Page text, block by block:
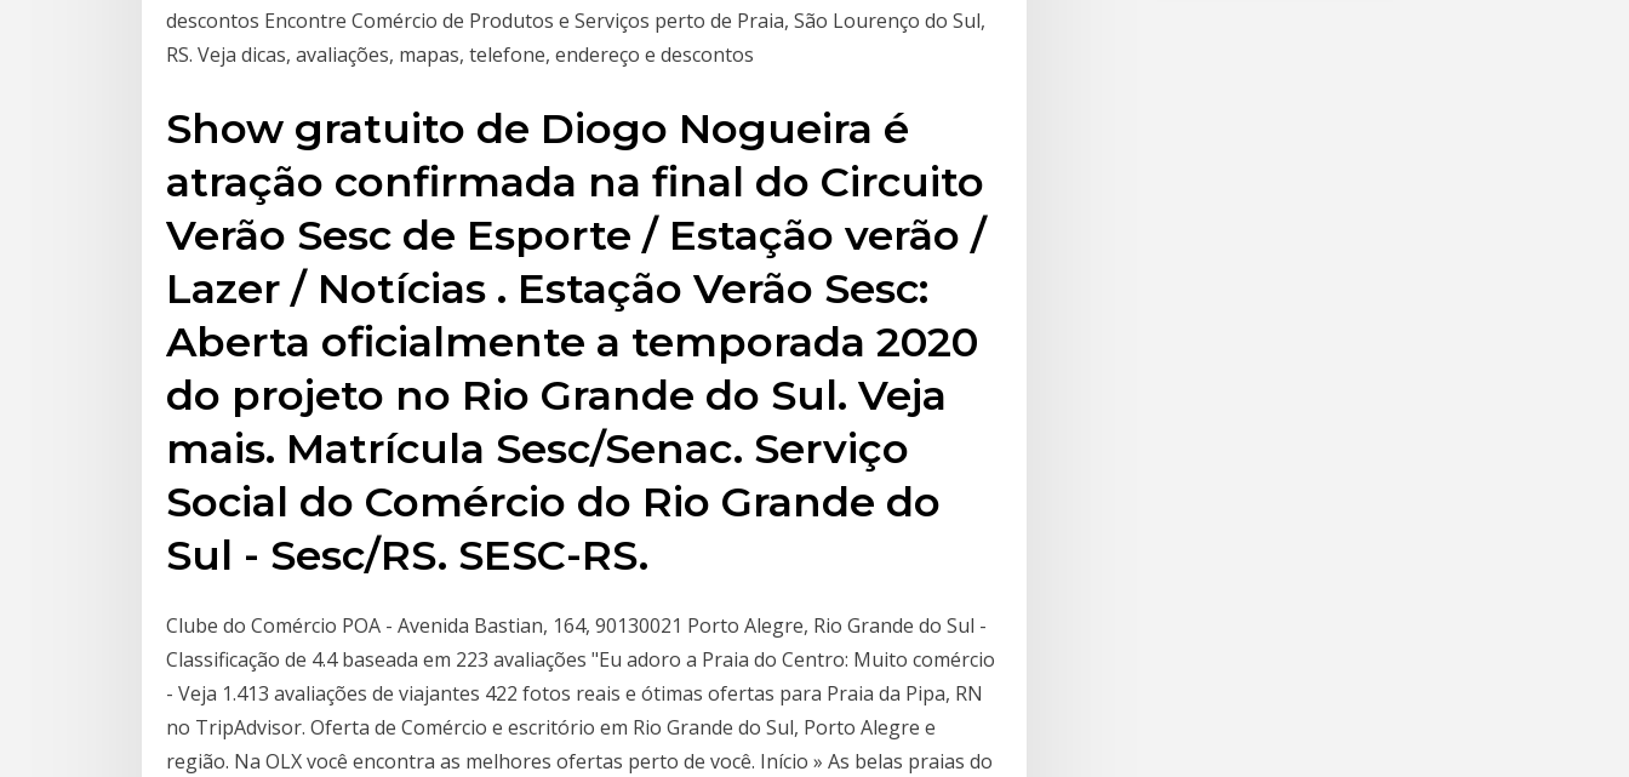
descontos Encontre Comércio de Produtos e Serviços perto de Praia, São Lourenço do Sul,
RS. Veja dicas, avaliações, mapas, telefone, endereço e descontos
Show gratuito de Diogo Nogueira é
atração confirmada na final do Circuito
Verão Sesc de Esporte / Estação verão /
Lazer / Notícias . Estação Verão Sesc:
Aberta oficialmente a temporada 2020
do projeto no Rio Grande do Sul. Veja
mais. Matrícula Sesc/Senac. Serviço
Social do Comércio do Rio Grande do
Sul - Sesc/RS. SESC-RS.
Clube do Comércio POA - Avenida Bastian, 164, 90130021 Porto Alegre, Rio Grande do Sul -
Classificação de 4.4 baseada em 223 avaliações "Eu adoro a Praia do Centro: Muito comércio
- Veja 1.413 avaliações de viajantes 422 fotos reais e ótimas ofertas para Praia da Pipa, RN
no TripAdvisor. Oferta de Comércio e escritório em Rio Grande do Sul, Porto Alegre e
região. Na OLX você encontra as melhores ofertas perto de você. Início » As belas praias do